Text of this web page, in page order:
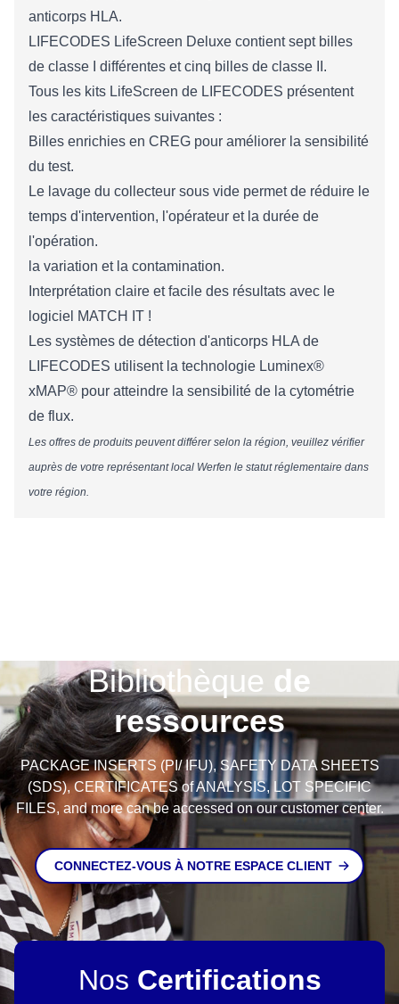
anticorps HLA.
LIFECODES LifeScreen Deluxe contient sept billes
de classe I différentes et cinq billes de classe II.
Tous les kits LifeScreen de LIFECODES présentent
les caractéristiques suivantes :
Billes enrichies en CREG pour améliorer la sensibilité
du test.
Le lavage du collecteur sous vide permet de réduire le
temps d'intervention, l'opérateur et la durée de
l'opération.
la variation et la contamination.
Interprétation claire et facile des résultats avec le
logiciel MATCH IT !
Les systèmes de détection d'anticorps HLA de
LIFECODES utilisent la technologie Luminex®
xMAP® pour atteindre la sensibilité de la cytométrie
de flux.
Les offres de produits peuvent différer selon la région, veuillez vérifier
auprès de votre représentant local Werfen le statut réglementaire dans
votre région.
Bibliothèque de
ressources
PACKAGE INSERTS (PI/ IFU), SAFETY DATA SHEETS
(SDS), CERTIFICATES of ANALYSIS, LOT SPECIFIC
FILES, and more can be accessed on our customer center.
CONNECTEZ-VOUS À NOTRE ESPACE CLIENT
Nos Certifications